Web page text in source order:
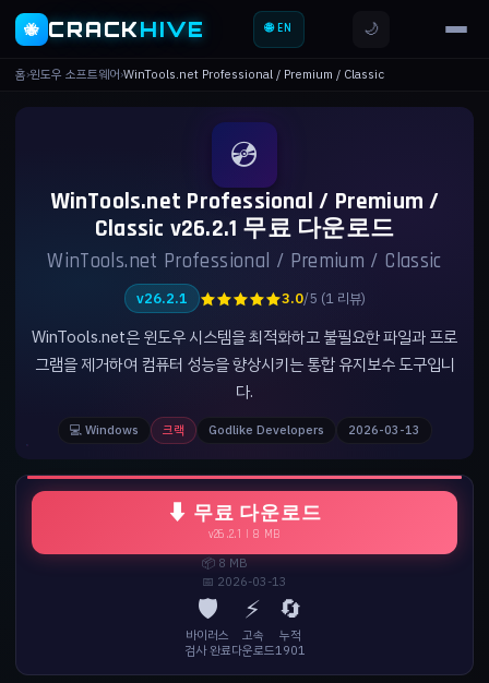
🐝 CRACKHIVE 🌐 EN 🌙
홈›윈도우 소프트웨어›WinTools.net Professional / Premium / Classic
💿
WinTools.net Professional / Premium /
Classic v26.2.1 무료 다운로드
WinTools.net Professional / Premium / Classic
v26.2.1 ★★★★★3.0/5 (1 리뷰)
WinTools.net은 윈도우 시스템을 최적화하고 불필요한 파일과 프로
그램을 제거하여 컴퓨터 성능을 향상시키는 통합 유지보수 도구입니
다.
💻 Windows 크랙 Godlike Developers 2026-03-13
⬇ 무료 다운로드
v26.2.1 | 8 MB
📦 8 MB
📅 2026-03-13
🛡️
바이러스
검사 완료
⚡
고속
다운로드
🔄
누적
1901